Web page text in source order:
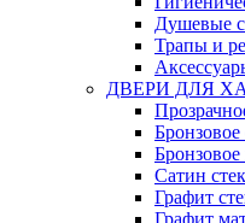
Душевые
Трапы и
ДВЕРИ ДЛЯ
Бронзовое
Бронзовое
Сатин
Графит
Графит